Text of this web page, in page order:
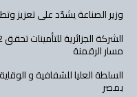
وزير الصناعة يشدّد على تعزيز
مسار الرقمنة
السلطة العليا للشفافية و
بمصر